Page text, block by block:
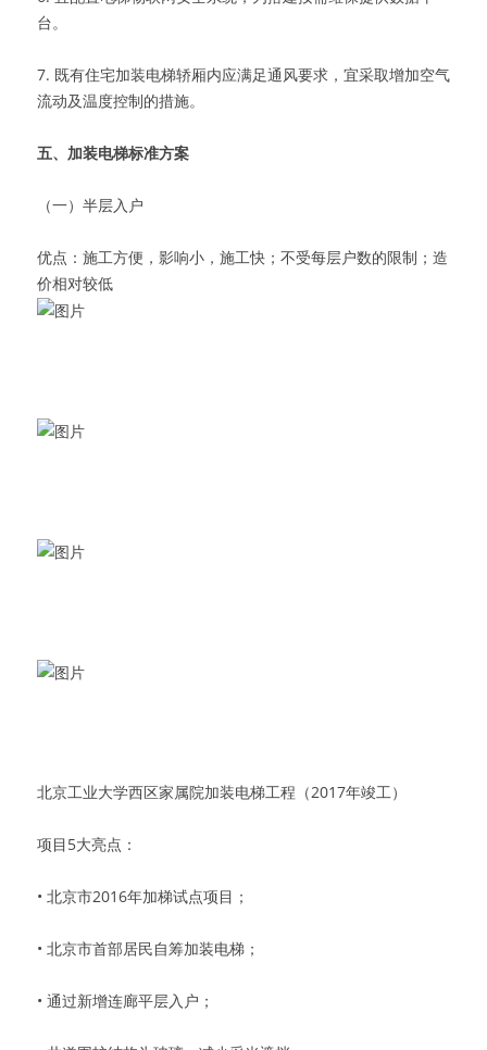
台。
7. 既有住宅加装电梯轿厢内应满足通风要求，宜采取增加空气
流动及温度控制的措施。
五、加装电梯标准方案
（一）半层入户
优点：施工方便，影响小，施工快；不受每层户数的限制；造
价相对较低
北京工业大学西区家属院加装电梯工程（2017年竣工）
项目5大亮点：
• 北京市2016年加梯试点项目；
• 北京市首部居民自筹加装电梯；
• 通过新增连廊平层入户；